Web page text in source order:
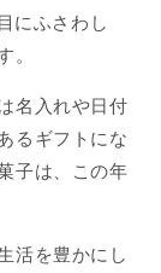
にふさわし
。
名入れや日付
るギフトにな
子は、この年
活を豊かにし